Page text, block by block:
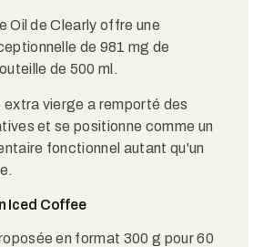
Oil de Clearly offre une
de 981 mg de
de 500 ml.
vierge a remporté des
et se positionne comme un
fonctionnel autant qu'un
Iced Coffee
en format 300 g pour 60